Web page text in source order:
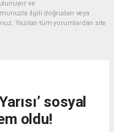
ve
ilgili doğrudan veya
Yazılan tüm yorumlardan site
sosyal
oldu!